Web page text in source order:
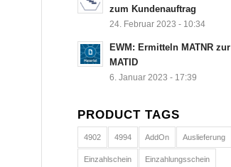
zum Kundenauftrag
24. Februar 2023 - 10:34
EWM: Ermitteln MATNR zur
MATID
6. Januar 2023 - 17:39
PRODUCT TAGS
4902 4994 AddOn Auslieferung
Einzahlschein Einzahlungsschein